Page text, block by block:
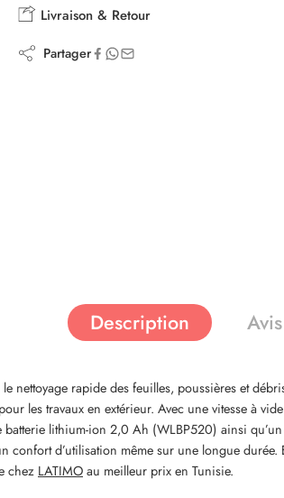
Livraison & Retour
Partager
Description
rapide des feuilles, poussières et
les travaux en extérieur. Avec une vitesse à
lithium-ion 2,0 Ah (WLBP520) ainsi
d’utilisation même sur une longue
chez LATIMOau meilleur prix en Tunisie.